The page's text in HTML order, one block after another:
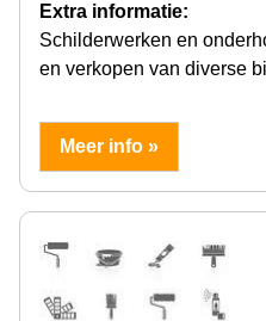
Extra informatie:
Schilderwerken en
en verkopen van diverse
Meer info »